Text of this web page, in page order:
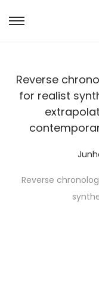
Reverse
for realist
Reverse